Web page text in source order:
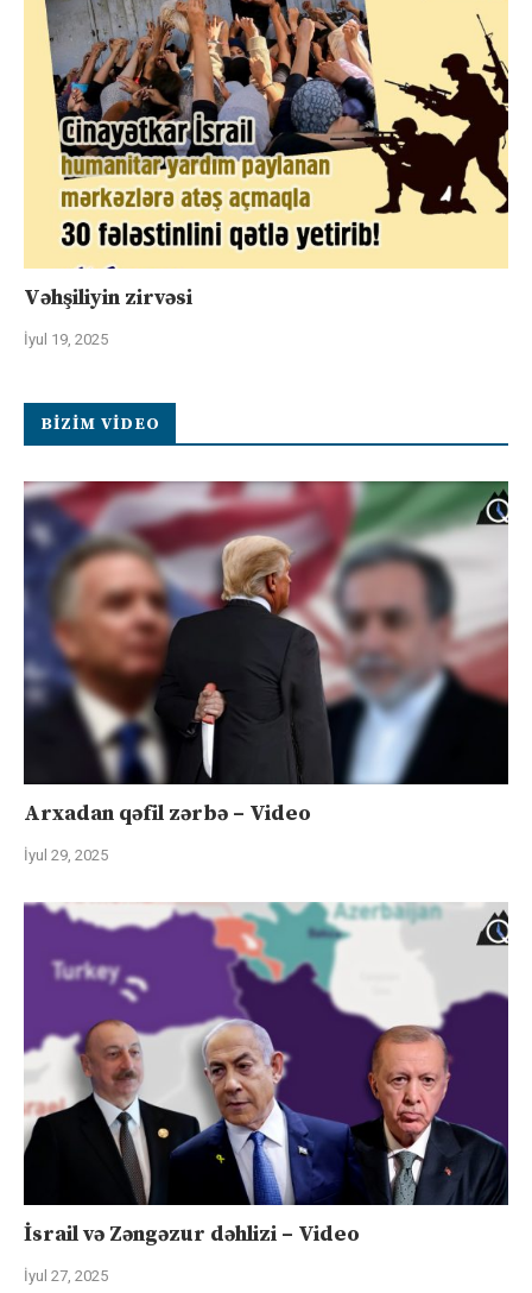
Vəhşiliyin zirvəsi
İyul 19, 2025
BIZIM VIDEO
Arxadan qəfil zərbə – Video
İyul 29, 2025
İsrail və Zəngəzur dəhlizi – Video
İyul 27, 2025